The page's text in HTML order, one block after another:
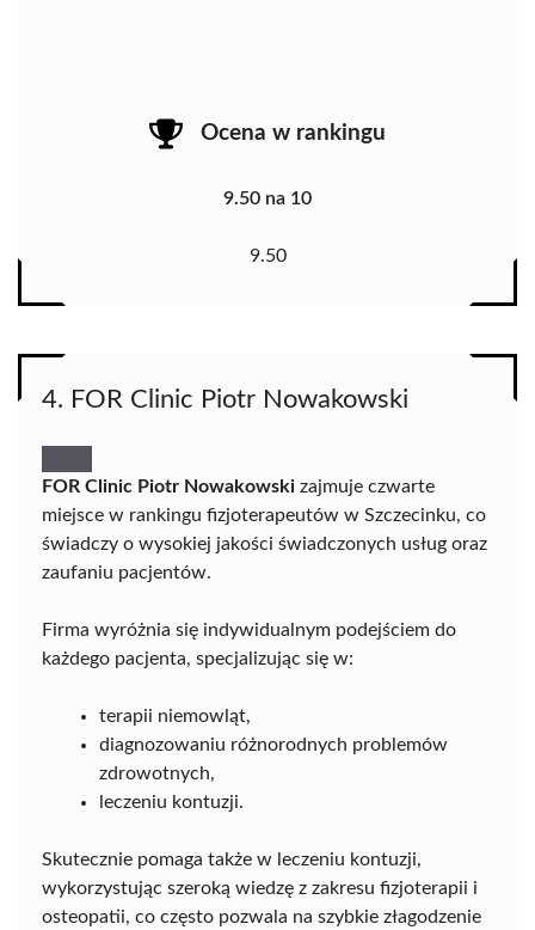
Ocena w rankingu
9.50 na 10
9.50
4. FOR Clinic Piotr Nowakowski
FOR Clinic Piotr Nowakowski zajmuje czwarte
miejsce w rankingu fizjoterapeutów w Szczecinku, co
świadczy o wysokiej jakości świadczonych usług oraz
zaufaniu pacjentów.
Firma wyróżnia się indywidualnym podejściem do
każdego pacjenta, specjalizując się w:
terapii niemowląt,
diagnozowaniu różnorodnych problemów
zdrowotnych,
leczeniu kontuzji.
Skutecznie pomaga także w leczeniu kontuzji,
wykorzystując szeroką wiedzę z zakresu fizjoterapii i
osteopatii, co często pozwala na szybkie złagodzenie